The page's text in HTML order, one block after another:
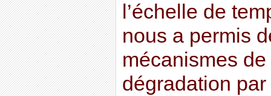
l’échelle de
nous a permis
mécanismes
dégradation par